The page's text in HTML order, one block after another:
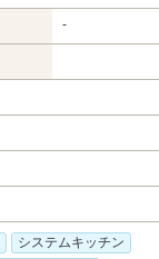
-
システムキッチン